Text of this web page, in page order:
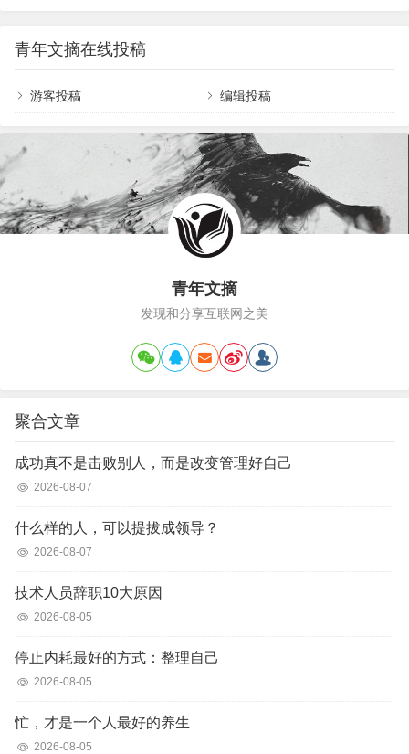
道。——张千帆 01第一集中地：股市股市，本来是
个好东西，在中国，居然成了个骗子集中地。企业
造假包装上市，大庄包装轿子上街，小股民最后抢
着抬轿子，最后，才发现轿子里的金银财宝全不见
来就不符合股市应该具备的正确的基因和体系，到
现在…
青年文摘在线投稿
游客投稿 编辑投稿
青年文摘
发现和分享互联网之美
聚合文章
成功真不是击败别人，而是改变管理好自己
2026-08-07
什么样的人，可以提拔成领导？
2026-08-07
技术人员辞职10大原因
2026-08-05
停止内耗最好的方式：整理自己
2026-08-05
忙，才是一个人最好的养生
2026-08-05